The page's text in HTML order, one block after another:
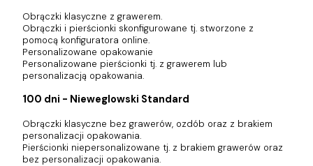
Obrączki klasyczne z grawerem.
Obrączki i pierścionki skonfigurowane tj. stworzone z
pomocą konfiguratora online.
Personalizowane opakowanie
Personalizowane pierścionki tj. z grawerem lub
personalizacją opakowania.
100 dni - Nieweglowski Standard
Obrączki klasyczne bez grawerów, ozdób oraz z brakiem
personalizacji opakowania.
Pierścionki niepersonalizowane tj. z brakiem grawerów oraz
bez personalizacji opakowania.